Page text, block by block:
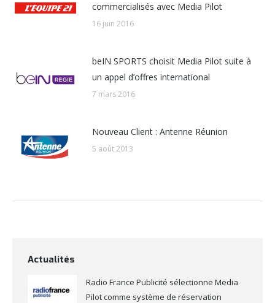
commercialisés avec Media Pilot
16 juin 2016
beIN SPORTS choisit Media Pilot suite à
un appel d’offres international
7 mars 2016
Nouveau Client : Antenne Réunion
5 août 2013
Actualités
Radio France Publicité sélectionne Media
Pilot comme système de réservation